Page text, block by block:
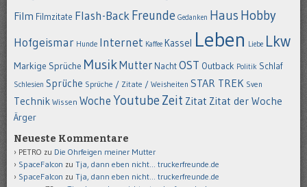
Film Filmzitate Flash-BackFreunde Gedanken Haus Hobby
Hofgeismar Hunde Internet Kaffee Kassel Leben Liebe Lkw
Markige Sprüche MusikMutter NachtOST Outback Politik Schlaf
Schlesien Sprüche Sprüche / Zitate / Weisheiten STAR TREK Sven
Technik Wissen Woche Youtube Zeit Zitat Zitat der Woche
Ärger
Neueste Kommentare
PETRO zu Die Ohrfeigen meiner Mutter
SpaceFalcon zu Tja, dann eben nicht… truckerfreunde.de
SpaceFalcon zu Tja, dann eben nicht… truckerfreunde.de